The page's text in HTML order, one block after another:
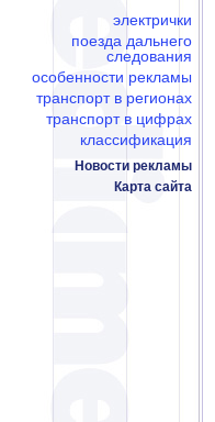
электрички
поезда дальнего
следования
особенности рекламы
транспорт в регионах
транспорт в цифрах
классификация
Новости рекламы
Карта сайта